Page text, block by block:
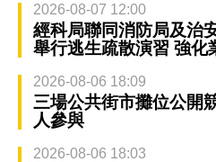
2026-08-07 12:00
經科局聯同消防局及治
舉行逃生疏散演習 強化
2026-08-06 18:09
三場公共街市攤位公開
人參與
2026-08-06 18:03